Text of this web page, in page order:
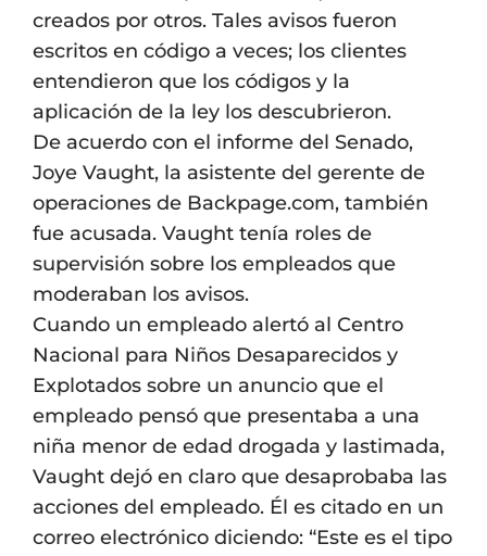
creados por otros. Tales avisos fueron
escritos en código a veces; los clientes
entendieron que los códigos y la
aplicación de la ley los descubrieron.
De acuerdo con el informe del Senado,
Joye Vaught, la asistente del gerente de
operaciones de Backpage.com, también
fue acusada. Vaught tenía roles de
supervisión sobre los empleados que
moderaban los avisos.
Cuando un empleado alertó al Centro
Nacional para Niños Desaparecidos y
Explotados sobre un anuncio que el
empleado pensó que presentaba a una
niña menor de edad drogada y lastimada,
Vaught dejó en claro que desaprobaba las
acciones del empleado. Él es citado en un
correo electrónico diciendo: “Este es el tipo